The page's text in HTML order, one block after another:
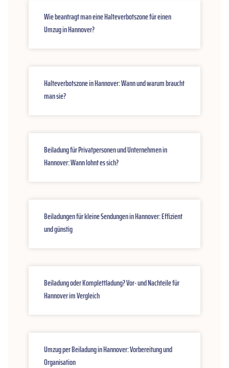
Wie beantragt man eine Halteverbotszone für einen
Umzug in Hannover?
Halteverbotszone in Hannover: Wann und warum braucht
man sie?
Beiladung für Privatpersonen und Unternehmen in
Hannover: Wann lohnt es sich?
Beiladungen für kleine Sendungen in Hannover: Effizient
und günstig
Beiladung oder Komplettladung? Vor- und Nachteile für
Hannover im Vergleich
Umzug per Beiladung in Hannover: Vorbereitung und
Organisation